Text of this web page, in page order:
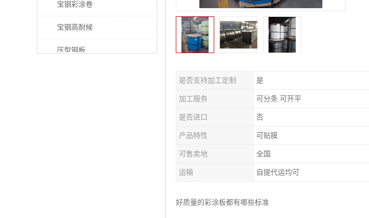
宝钢彩涂卷
宝钢高耐候
压型钢板
是否支持加工定制 是
加工服务 可分条 可开平
是否进口 否
产品特性 可贴膜
可售卖地 全国
运输 自提代运均可
好质量的彩涂板都有哪些标准